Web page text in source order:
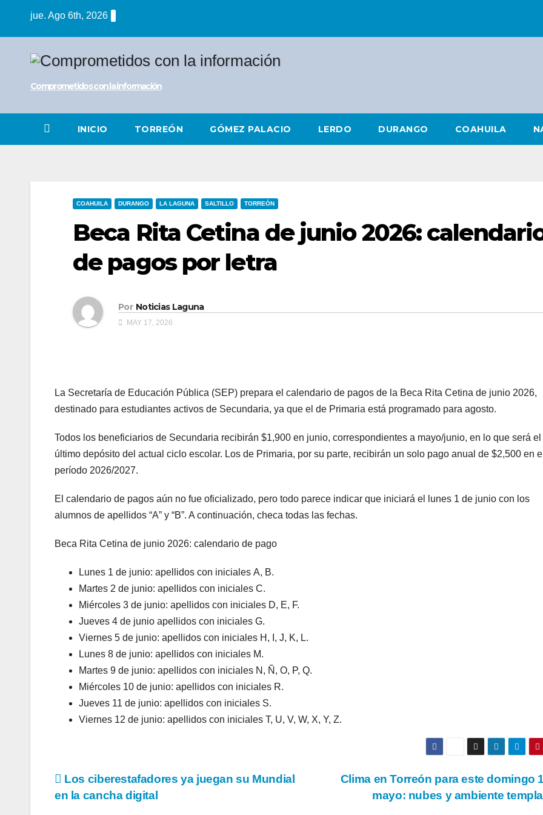
jue. Ago 6th, 2026
Comprometidos con la información
INICIO TORREÓN GÓMEZ PALACIO LERDO DURANGO COAHUILA
COAHUILA DURANGO LA LAGUNA SALTILLO TORREÓN
Beca Rita Cetina de junio 2026:
de pagos por letra
Por Noticias Laguna
MAY 17, 2026
La Secretaría de Educación Pública (SEP) prepara el calendario de pagos de la Beca Rita Cetina de junio 2026,
destinado para estudiantes activos de Secundaria, ya que el de Primaria está programado para agosto.
Todos los beneficiarios de Secundaria recibirán $1,900 en junio, correspondientes a mayo/junio, en lo que será el
último depósito del actual ciclo escolar. Los de Primaria, por su parte, recibirán un solo pago anual de $2,500 en
período 2026/2027.
El calendario de pagos aún no fue oficializado, pero todo parece indicar que iniciará el lunes 1 de junio con los
alumnos de apellidos “A” y “B”. A continuación, checa todas las fechas.
Beca Rita Cetina de junio 2026: calendario de pago
Lunes 1 de junio: apellidos con iniciales A, B.
Martes 2 de junio: apellidos con iniciales C.
Miércoles 3 de junio: apellidos con iniciales D, E, F.
Jueves 4 de junio apellidos con iniciales G.
Viernes 5 de junio: apellidos con iniciales H, I, J, K, L.
Lunes 8 de junio: apellidos con iniciales M.
Martes 9 de junio: apellidos con iniciales N, Ñ, O, P, Q.
Miércoles 10 de junio: apellidos con iniciales R.
Jueves 11 de junio: apellidos con iniciales S.
Viernes 12 de junio: apellidos con iniciales T, U, V, W, X, Y, Z.
Navegación
Clima en Torreón para este domingo
mayo: nubes y ambiente
Los ciberestafadores ya juegan su Mundial
en la cancha digital